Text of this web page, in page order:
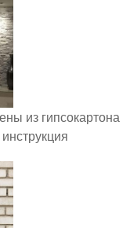
из гипсокартона